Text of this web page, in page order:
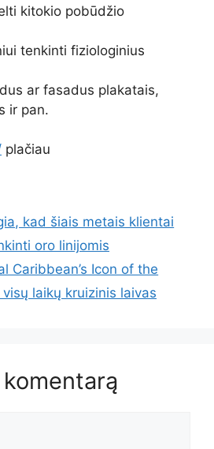
kitokio pobūdžio
tenkinti fiziologinius
ar fasadus plakatais,
ir pan.
plačiau
kad šiais metais klientai
oro linijomis
Caribbean’s Icon of the
visų laikų kruizinis laivas